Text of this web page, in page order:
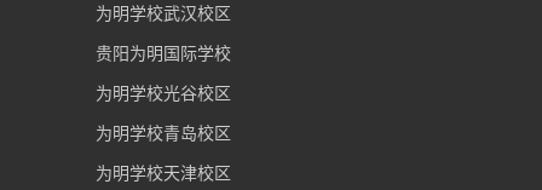
为明学校武汉校区
贵阳为明国际学校
为明学校光谷校区
为明学校青岛校区
为明学校天津校区